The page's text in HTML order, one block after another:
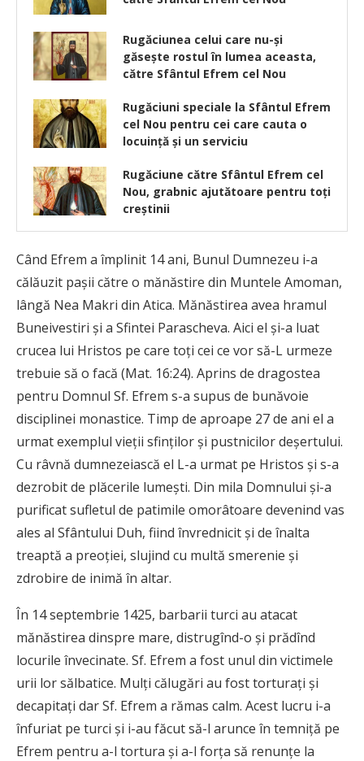
Rugăciunea celui care nu-și
găsește rostul în lumea aceasta,
către Sfântul Efrem cel Nou
Rugăciuni speciale la Sfântul Efrem
cel Nou pentru cei care cauta o
locuinţă şi un serviciu
Rugăciune către Sfântul Efrem cel
Nou, grabnic ajutătoare pentru toți
creștinii
Când Efrem a împlinit 14 ani, Bunul Dumnezeu i-a
călăuzit paşii către o mănăstire din Muntele Amoman,
lângă Nea Makri din Atica. Mănăstirea avea hramul
Buneivestiri şi a Sfintei Parascheva. Aici el şi-a luat
crucea lui Hristos pe care toţi cei ce vor să-L urmeze
trebuie să o facă (Mat. 16:24). Aprins de dragostea
pentru Domnul Sf. Efrem s-a supus de bunăvoie
disciplinei monastice. Timp de aproape 27 de ani el a
urmat exemplul vieţii sfinţilor şi pustnicilor deşertului.
Cu râvnă dumnezeiască el L-a urmat pe Hristos şi s-a
dezrobit de plăcerile lumeşti. Din mila Domnului şi-a
purificat sufletul de patimile omorâtoare devenind vas
ales al Sfântului Duh, fiind învrednicit şi de înalta
treaptă a preoţiei, slujind cu multă smerenie şi
zdrobire de inimă în altar.
În 14 septembrie 1425, barbarii turci au atacat
mănăstirea dinspre mare, distrugînd-o şi prădînd
locurile învecinate. Sf. Efrem a fost unul din victimele
urii lor sălbatice. Mulţi călugări au fost torturaţi şi
decapitaţi dar Sf. Efrem a rămas calm. Acest lucru i-a
înfuriat pe turci şi i-au făcut să-l arunce în temniţă pe
Efrem pentru a-l tortura şi a-l forţa să renunţe la